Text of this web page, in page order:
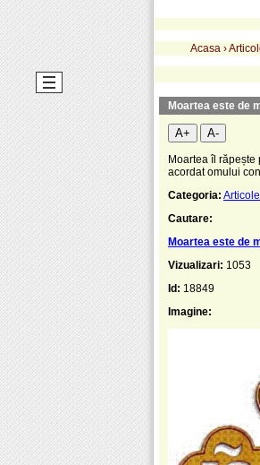
Acasa ›
Moartea este de
A+ A-
Moartea îl răpește
acordat omului
Categoria: Articole
Cautare:
Moartea este de
Vizualizari: 1053
Id: 18849
Imagine: